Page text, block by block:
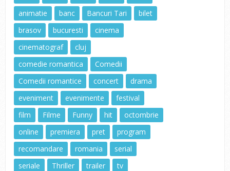
animatie
banc Bancuri Tari
bilet
brasov
bucuresti
cinema
cinematograf
cluj
comedie romantica
Comedii
Comedii romantice
concert
drama
eveniment
evenimente
festival
film
Filme Funny hit
octombrie
online
premiera pret
program
recomandare
romania
serial
seriale
Thriller trailer tv